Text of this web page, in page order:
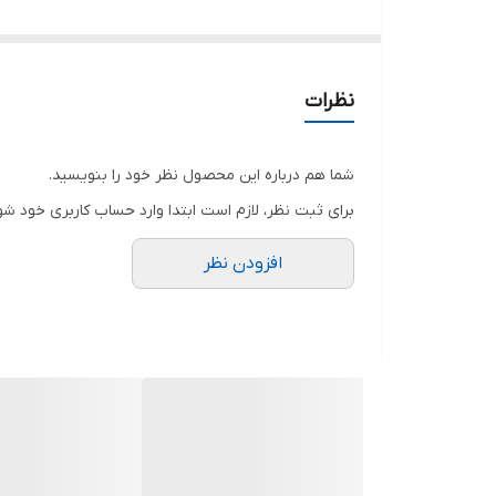
گوشکوب برقی صنعتی
نظرات
شما هم درباره این محصول نظر خود را بنویسید.
برای ثبت نظر، لازم است ابتدا وارد حساب کاربری خود
افزودن نظر